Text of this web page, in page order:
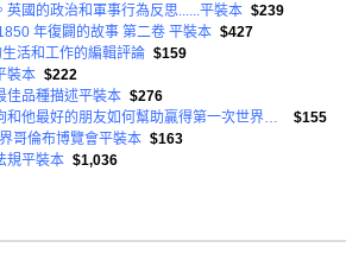
英國的政治和軍事行為反思......平裝本 $239
年復闢的故事 第二卷 平裝本 $427
活和工作的編輯評論 $159
裝本 $222
佳品種描述平裝本 $276
$155
哥倫布博覽會平裝本 $163
規平裝本 $1,036